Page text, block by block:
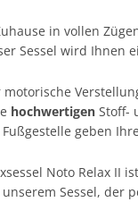
in vollen
Sessel wird Ihnen
motorische
hochwertigenStoff-
geben
Noto Relax II
Sessel, der